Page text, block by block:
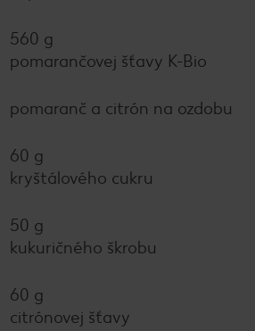
560 g
pomarančovej šťavy K-Bio
pomaranč a citrón na ozdobu
60 g
kryštálového cukru
50 g
kukuričného škrobu
60 g
citrónovej šťavy